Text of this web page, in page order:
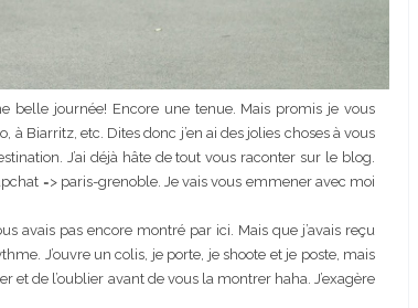
belle journée! Encore une tenue. Mais promis je vous
Biarritz, etc. Dites donc j’en ai des jolies choses à vous
J’ai déjà hâte de tout vous raconter sur le blog.
=> paris-grenoble. Je vais vous emmener avec moi
avais pas encore montré par ici. Mais que j’avais reçu
J’ouvre un colis, je porte, je shoote et je poste, mais
et de l’oublier avant de vous la montrer haha. J’exagère